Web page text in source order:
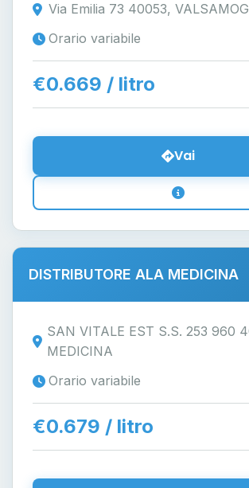
Via Emilia 73 40053,
Orario variabile
€0.669 / litro
Vai
DISTRIBUTORE ALA MEDICINA
SAN VITALE EST S.S. 253 960
MEDICINA
Orario variabile
€0.679 / litro